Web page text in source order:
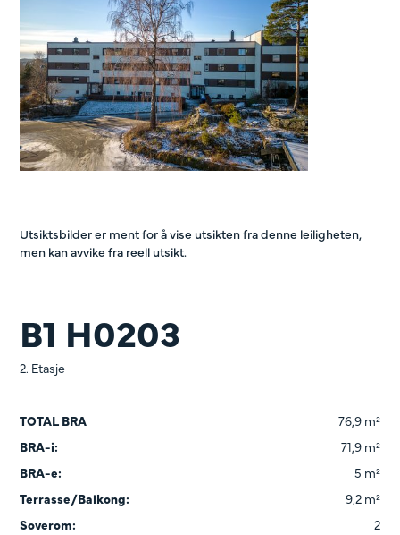
B1 H0203
2. Etasje
TOTAL BRA
76,9 m²
BRA-i:
71,9 m²
BRA-e:
5 m²
Terrasse/Balkong:
9,2 m²
Soverom:
2
Utsiktsbilder er ment for å vise utsikten fra denne leiligheten,
men kan avvike fra reell utsikt.